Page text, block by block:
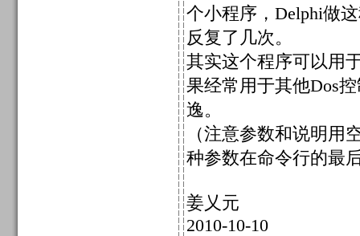
个小程序，Delphi做
反复了几次。
其实这个程序可以用
果经常用于其他Dos
逸。
（注意参数和说明用
种参数在命令行的最
姜乂元
2010-10-10